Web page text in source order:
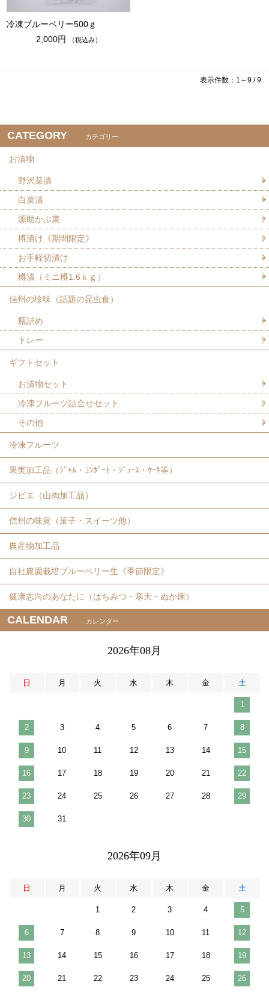
冷凍ブルーベリー500ｇ
2,000円
（税込み）
表示件数：1～9 / 9
CATEGORY カテゴリー
お漬物
野沢菜漬
白菜漬
源助かぶ菜
樽漬け《期間限定》
お手軽切漬け
樽漬（ミニ樽1.6ｋｇ）
信州の珍味（話題の昆虫食）
瓶詰め
トレー
ギフトセット
お漬物セット
冷凍フルーツ詰合せセット
その他
冷凍フルーツ
果実加工品（ｼﾞｬﾑ・ｺﾝﾎﾟｰﾄ・ｼﾞｭｰｽ・ｹｰｷ等）
ジビエ（山肉加工品）
信州の味覚（菓子・スイーツ他）
農産物加工品
自社農園栽培ブルーベリー生《季節限定》
健康志向のあなたに（はちみつ・寒天・ぬか床）
CALENDAR カレンダー
2026年08月
日 月 火 水 木 金 土
1
2 3 4 5 6 7 8
9 10 11 12 13 14 15
16 17 18 19 20 21 22
23 24 25 26 27 28 29
30 31
2026年09月
日 月 火 水 木 金 土
1 2 3 4 5
6 7 8 9 10 11 12
13 14 15 16 17 18 19
20 21 22 23 24 25 26